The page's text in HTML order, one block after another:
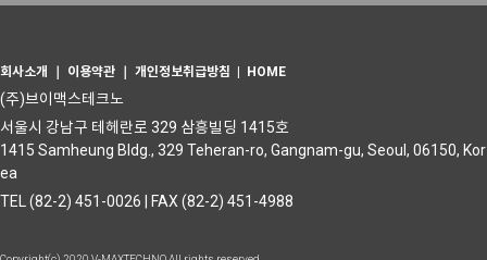
회사소개 이용약관 개인정보취급방침 HOME
(주)브이맥스테크노
서울시 강남구 테헤란로 329 삼흥빌딩 1415호
1415 Samheung Bldg., 329 Teheran-ro, Gangnam-gu, Seoul, 06150, Kor
ea
TEL (82-2) 451-0026 | FAX (82-2) 451-4988